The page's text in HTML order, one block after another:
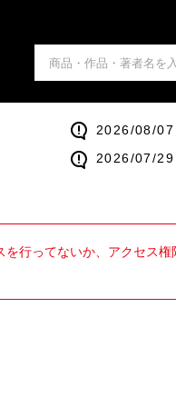
2026/08/07
2026/07/29
を行ってないか、アクセス